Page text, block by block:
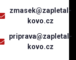
zmasek@zapletal-
kovo.cz
priprava@zapletal-
kovo.cz